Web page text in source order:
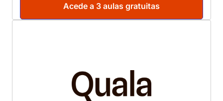
Acede a 3 aulas gratuitas